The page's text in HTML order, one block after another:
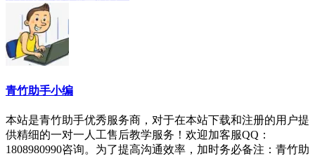
青竹助手小编
本站是青竹助手优秀服务商，对于在本站下载和注册的用户提
供精细的一对一人工售后教学服务！欢迎加客服QQ：
1808980990咨询。为了提高沟通效率，加时务必备注：青竹助